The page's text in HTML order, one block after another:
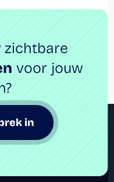
zichtbare
voor jouw
in